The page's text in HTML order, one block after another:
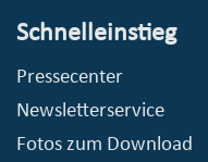
Schnelleinstieg
Pressecenter
Newsletterservice
Fotos zum Download